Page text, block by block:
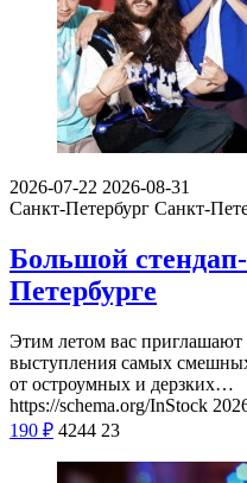
2026-07-22 2026-08-31
Санкт-Петербург Санкт-
Большой
Петербурге
Этим летом вас
выступления самых
от остроумных и дерзких…
https://schema.org/InStock
190 ₽ 4244 23